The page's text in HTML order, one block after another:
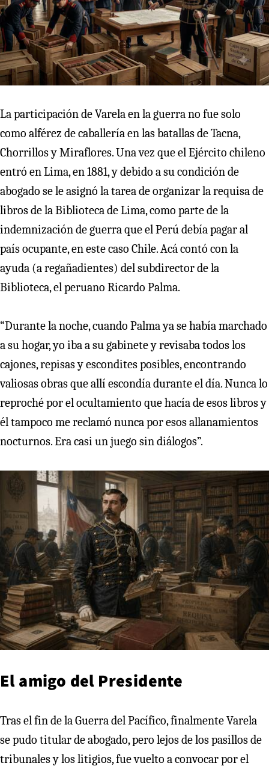
La participación de Varela en la guerra no fue solo
como alférez de caballería en las batallas de Tacna,
Chorrillos y Miraflores. Una vez que el Ejército chileno
entró en Lima, en 1881, y debido a su condición de
abogado se le asignó la tarea de organizar la requisa de
libros de la Biblioteca de Lima, como parte de la
indemnización de guerra que el Perú debía pagar al
país ocupante, en este caso Chile. Acá contó con la
ayuda (a regañadientes) del subdirector de la
Biblioteca, el peruano Ricardo Palma.
“Durante la noche, cuando Palma ya se había marchado
a su hogar, yo iba a su gabinete y revisaba todos los
cajones, repisas y escondites posibles, encontrando
valiosas obras que allí escondía durante el día. Nunca lo
reproché por el ocultamiento que hacía de esos libros y
él tampoco me reclamó nunca por esos allanamientos
nocturnos. Era casi un juego sin diálogos”.
El amigo del Presidente
Tras el fin de la Guerra del Pacífico, finalmente Varela
se pudo titular de abogado, pero lejos de los pasillos de
tribunales y los litigios, fue vuelto a convocar por el